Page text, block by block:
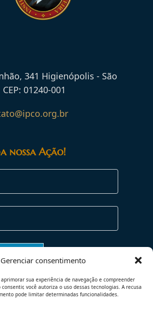
Gerenciar consentimento
sua experiência de navegação e compreender
você autoriza o uso dessas tecnologias. A recusa
pode limitar determinadas funcionalidades.
341 Higienópolis - São
01240-001
nossa Ação!